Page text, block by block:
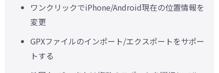
ワンクリックでiPhone/Android現在の位置情報を
変更
GPXファイルのインポート/エクスポートをサポー
トする